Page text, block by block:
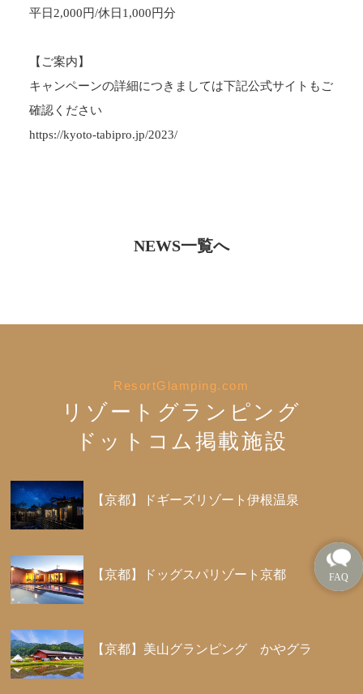
平日2,000円/休日1,000円分
【ご案内】
キャンペーンの詳細につきましては下記公式サイトもご
確認ください
https://kyoto-tabipro.jp/2023/
NEWS一覧へ
ResortGlamping.com
リゾートグランピング
ドットコム掲載施設
【京都】ドギーズリゾート伊根温泉
【京都】ドッグスパリゾート京都
【京都】美山グランピング かやグラ